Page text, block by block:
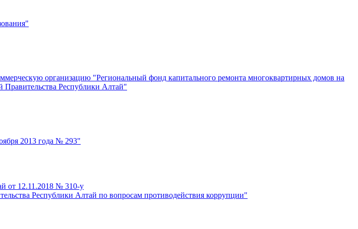
организацию "Региональный фонд капитального ремонта многоквартирных домов на
Республики Алтай"
2013 года № 293"
от 12.11.2018 № 310-у
Республики Алтай по вопросам противодействия коррупции"